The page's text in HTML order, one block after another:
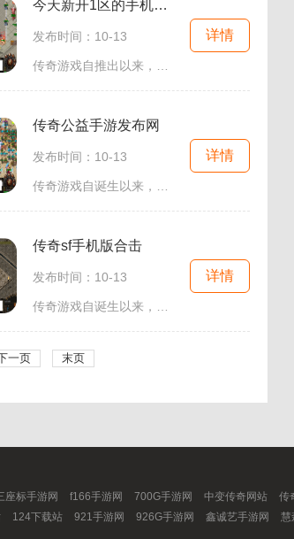
今天新开1区的手机传奇
发布时间：10-13 详情
传奇公益手游发布网
发布时间：10-13 详情
传奇sf手机版合击
发布时间：10-13 详情
一页 末页
座标手游网 f166手游网 700G手游网 中变传奇网站 传
124下载站 921手游网 926G手游网 鑫诚艺手游网 慧